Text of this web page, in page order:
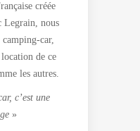
créée
nous
camping-car,
de ce
les autres.
c’est une
»